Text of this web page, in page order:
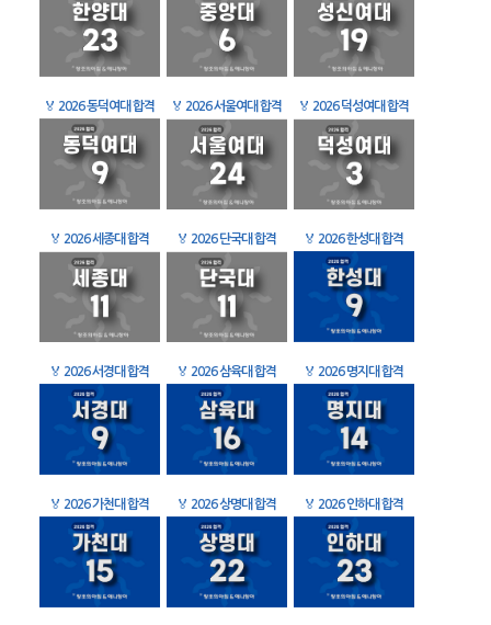
🏅 2026 동덕여대 합격 🏅 2026 서울여대 합격 🏅 2026 덕성여대 합격
🏅 2026 세종대 합격 🏅 2026 단국대 합격 🏅 2026 한성대 합격
🏅 2026 서경대 합격 🏅 2026 삼육대 합격 🏅 2026 명지대 합격
🏅 2026 가천대 합격 🏅 2026 상명대 합격 🏅 2026 인하대 합격